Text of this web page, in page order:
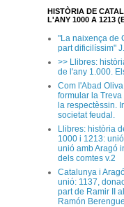
HISTÒRIA DE
L'ANY 1000 A 1213
"La naixença de
part dificilíssim"
>> Llibres:
de l'any 1.000.
Com l'Abad
formular la
la respectèssin.
societat feudal.
Llibres: història
1000 i 1213:
unió amb Aragó
dels comtes v.2
Catalunya i
unió: 1137,
part de Ramir II
Ramón